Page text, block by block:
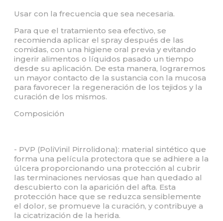
Usar con la frecuencia que sea necesaria.
Para que el tratamiento sea efectivo, se
recomienda aplicar el spray después de las
comidas, con una higiene oral previa y evitando
ingerir alimentos o líquidos pasado un tiempo
desde su aplicación. De esta manera, lograremos
un mayor contacto de la sustancia con la mucosa
para favorecer la regeneración de los tejidos y la
curación de los mismos.
Composición
- PVP (PoliVinil Pirrolidona): material sintético que
forma una película protectora que se adhiere a la
úlcera proporcionando una protección al cubrir
las terminaciones nerviosas que han quedado al
descubierto con la aparición del afta. Esta
protección hace que se reduzca sensiblemente
el dolor, se promueve la curación, y contribuye a
la cicatrización de la herida.